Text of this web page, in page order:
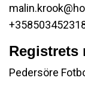
Registrets
Pedersöre